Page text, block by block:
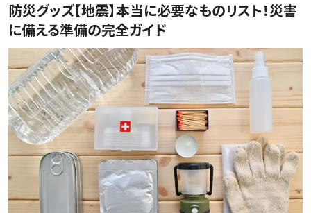
防災グッズ【地震】本当に必要なものリスト！災害
に備える準備の完全ガイド